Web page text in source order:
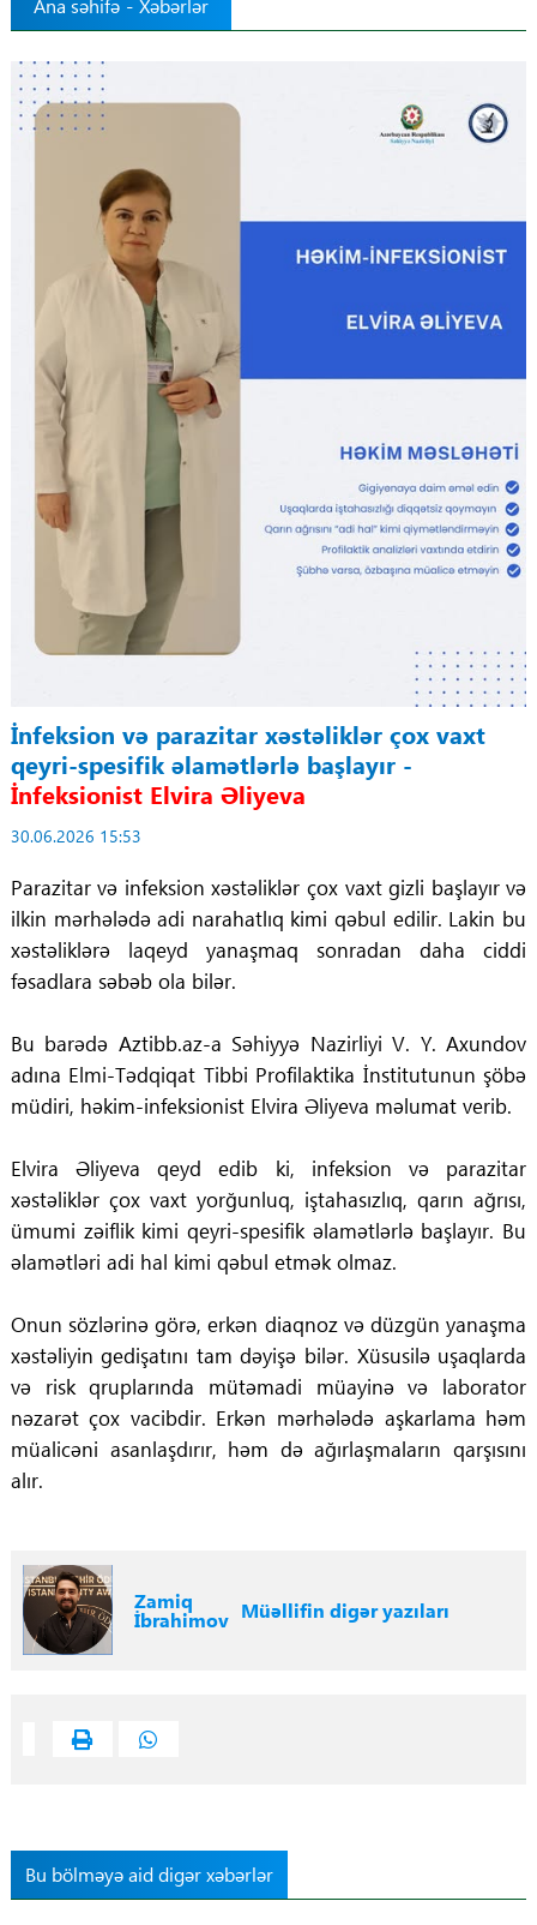
Ana səhifə - Xəbərlər
İnfeksion və parazitar xəstəliklər çox vaxt
qeyri-spesifik əlamətlərlə başlayır -
İnfeksionist Elvira Əliyeva
30.06.2026 15:53
Parazitar və infeksion xəstəliklər çox vaxt gizli başlayır və
ilkin mərhələdə adi narahatlıq kimi qəbul edilir. Lakin bu
xəstəliklərə laqeyd yanaşmaq sonradan daha ciddi
fəsadlara səbəb ola bilər.
Bu barədə Aztibb.az-a Səhiyyə Nazirliyi V. Y. Axundov
adına Elmi-Tədqiqat Tibbi Profilaktika İnstitutunun şöbə
müdiri, həkim-infeksionist Elvira Əliyeva məlumat verib.
Elvira Əliyeva qeyd edib ki, infeksion və parazitar
xəstəliklər çox vaxt yorğunluq, iştahasızlıq, qarın ağrısı,
ümumi zəiflik kimi qeyri-spesifik əlamətlərlə başlayır. Bu
əlamətləri adi hal kimi qəbul etmək olmaz.
Onun sözlərinə görə, erkən diaqnoz və düzgün yanaşma
xəstəliyin gedişatını tam dəyişə bilər. Xüsusilə uşaqlarda
və risk qruplarında mütəmadi müayinə və laborator
nəzarət çox vacibdir. Erkən mərhələdə aşkarlama həm
müalicəni asanlaşdırır, həm də ağırlaşmaların qarşısını
alır.
Zamiq
İbrahimov Müəllifin digər yazıları
Bu bölməyə aid digər xəbərlər
Regionlar
Tibbi maarifləndirmə
Mühüm hadisələr
COVID-19